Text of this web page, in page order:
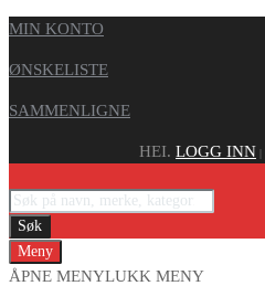
MIN KONTO
ØNSKELISTE
SAMMENLIGNE
HEI. LOGG INN |
Søk
Meny
ÅPNE MENYLUKK MENY